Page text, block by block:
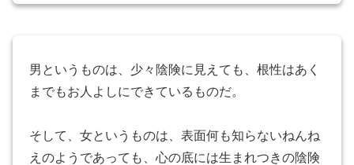
男というものは、少々陰険に見えても、根性はあく
までもお人よしにできているものだ。
そして、女というものは、表面何も知らないねんね
えのようであっても、心の底には生まれつきの陰険